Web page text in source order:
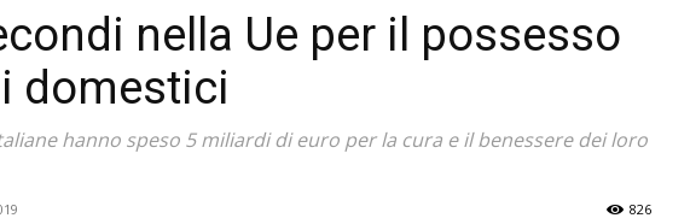
nella Ue per il possesso
domestici
hanno speso 5 miliardi di euro per la cura e il benessere dei loro
826